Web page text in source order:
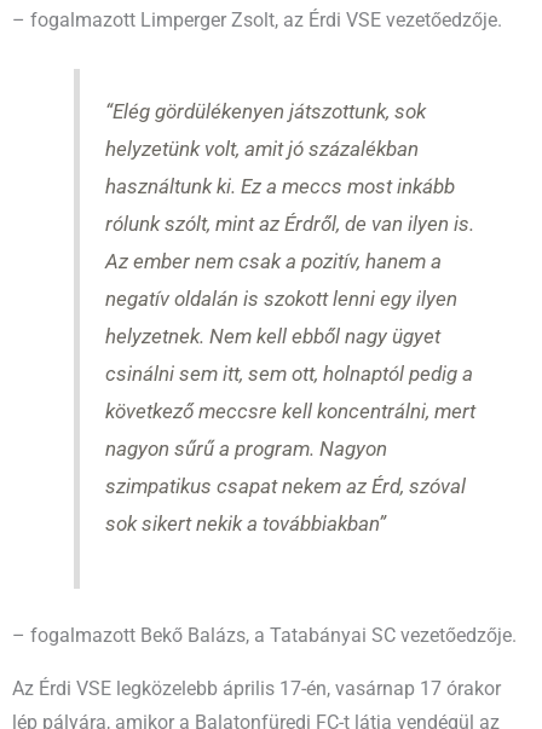
– fogalmazott Limperger Zsolt, az Érdi VSE vezetőedzője.
“Elég gördülékenyen játszottunk, sok
helyzetünk volt, amit jó százalékban
használtunk ki. Ez a meccs most inkább
rólunk szólt, mint az Érdről, de van ilyen is.
Az ember nem csak a pozitív, hanem a
negatív oldalán is szokott lenni egy ilyen
helyzetnek. Nem kell ebből nagy ügyet
csinálni sem itt, sem ott, holnaptól pedig a
következő meccsre kell koncentrálni, mert
nagyon sűrű a program. Nagyon
szimpatikus csapat nekem az Érd, szóval
sok sikert nekik a továbbiakban”
– fogalmazott Bekő Balázs, a Tatabányai SC vezetőedzője.
Az Érdi VSE legközelebb április 17-én, vasárnap 17 órakor
lép pályára, amikor a Balatonfüredi FC-t látja vendégül az